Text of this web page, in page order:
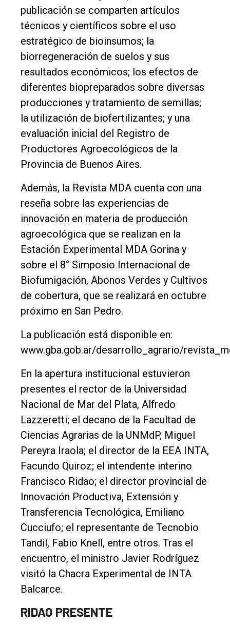
publicación se comparten artículos
técnicos y científicos sobre el uso
estratégico de bioinsumos; la
biorregeneración de suelos y sus
resultados económicos; los efectos de
diferentes biopreparados sobre diversas
producciones y tratamiento de semillas;
la utilización de biofertilizantes; y una
evaluación inicial del Registro de
Productores Agroecológicos de la
Provincia de Buenos Aires.
Además, la Revista MDA cuenta con una
reseña sobre las experiencias de
innovación en materia de producción
agroecológica que se realizan en la
Estación Experimental MDA Gorina y
sobre el 8° Simposio Internacional de
Biofumigación, Abonos Verdes y Cultivos
de cobertura, que se realizará en octubre
próximo en San Pedro.
La publicación está disponible en:
www.gba.gob.ar/desarrollo_agrario/
En la apertura institucional estuvieron
presentes el rector de la Universidad
Nacional de Mar del Plata, Alfredo
Lazzeretti; el decano de la Facultad de
Ciencias Agrarias de la UNMdP, Miguel
Pereyra Iraola; el director de la EEA INTA,
Facundo Quiroz; el intendente interino
Francisco Ridao; el director provincial de
Innovación Productiva, Extensión y
Transferencia Tecnológica, Emiliano
Cucciufo; el representante de Tecnobio
Tandil, Fabio Knell, entre otros. Tras el
encuentro, el ministro Javier Rodríguez
visitó la Chacra Experimental de INTA
Balcarce.
RIDAO PRESENTE